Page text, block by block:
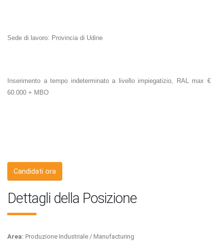
Sede di lavoro: Provincia di Udine
Inserimento a tempo indeterminato a livello impiegatizio, RAL max €
60.000 + MBO
Candidati ora
Dettagli della Posizione
Area: Produzione Industriale / Manufacturing